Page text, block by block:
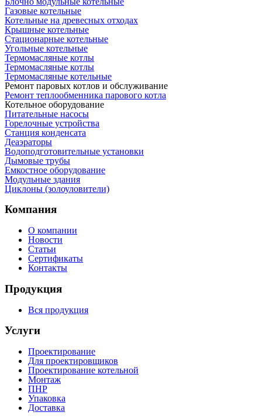
Газовые котельные
Котельные на древесных отходах
Крышные котельные
Стационарные котельные
Угольные котельные
Термомасляные котлы
Термомасляные котлы
Термомасляные котельные
Ремонт паровых котлов и обслуживание
Ремонт теплообменника парового котла
Котельное оборудование
Питательные насосы
Горелочные устройства
Станция конденсата
Деаэраторы
Водоподготовительные установки
Дымовые трубы
Емкостное оборудование
Mодульные здания
Циклоны (золоуловители)
Компания
О компании
Новости
Статьи
Сертификаты
Контакты
Продукция
Вся продукция
Услуги
Проектирование
Для проектировщиков
Проектирование котельной
Монтаж
ПНР
Упаковка
Доставка